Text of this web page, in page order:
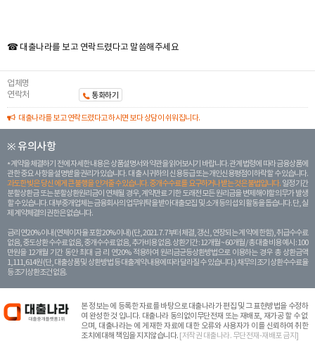
☎ 대출나라를 보고 연락드렸다고 말씀해주세요
업체명
연락처
통화하기
대출나라를 보고 연락드렸다고 하시면 보다 상담이 쉬워집니다.
※ 유의사항
계약을 체결하기 전에 자세한 내용은 상품설명서와 약관을 읽어보시기 바랍니다. 관계 법령에 따라 금융상품에
관한 중요 사항을 설명받을 권리가 있습니다. 대 출 시 귀하의 신용등급 또는 개인신용평점이 하락할 수 있습니다.
과도한 빚은 당신 에게 큰 불행을 안겨줄 수 있습니다. 중개수수료를 요구하거나 받는 것은 불법입니다. 일정 기간
분할상환금 또는 분할상환원리금이 연체될 경우, 계약만료 기한 도래전 모든 원리금을 변제해야할 의무가 발생
할 수 있습니다. 대부중개업체는 금융회사의 업무위탁을 받아 대출모집 및 소개 등의 섭외 활동을 돕습니다. 단, 실
제 계약체결의 권한은 없습니다.
금리 연20% 이내 (연체이자율 포함 20% 이내) (단, 2021. 7. 7부터 체결, 갱신, 연장되는 계 약에 한함), 취급수수료
없음, 중도상환 수수료 없음, 중개수수료 없음, 추가비용 없음. 상환기간 : 12개월 ~ 60개월 / 총 대출 비용 예시 : 100
만원을 12개월 기간 동안 최대 금 리 연20% 적용하여 원리금균등상환방법으로 이용하는 경우 총 상환금액
1,111,614원 (단, 대출상품 및 상환방법 등 대출계약 내용에 따라 달라질 수 있습니다.) 채무의 조기 상환수수료율
등 조기상환조건 없음.
본 정보는에 등록한 자료를 바탕으로 대출나라가 편집 및 그 표현방법을 수정하
여 완성한 것 입니다. 대출나라 동의없이무단전재 또는 재배포, 재가공 할 수 없
으며, 대출나라는 에 게재한 자료에 대한 오류와 사용자가 이를 신뢰하여 취한
조치에대해 책임을 지지않습니다. [저작권 대출나라. 무단전재-재배포 금지]